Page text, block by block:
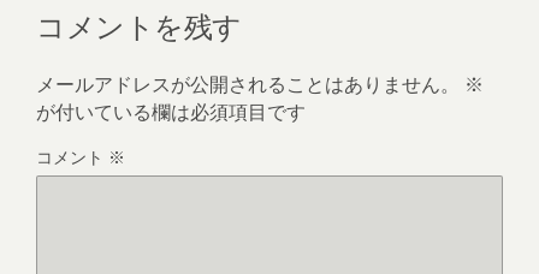
コメントを残す
メールアドレスが公開されることはありません。
※
が付いている欄は必須項目です
コメント ※